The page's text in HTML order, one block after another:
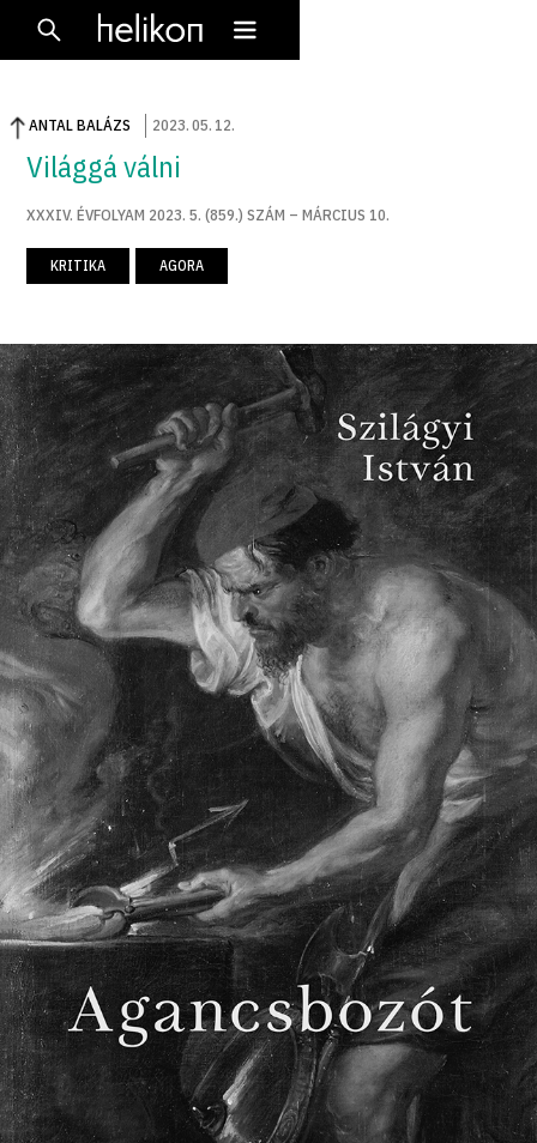
ANTAL BALÁZS 2023.05. 12.
Világgá válni
XXXIV. ÉVFOLYAM 2023. 5. (859.) SZÁM – MÁRCIUS 10.
KRITIKA AGORA